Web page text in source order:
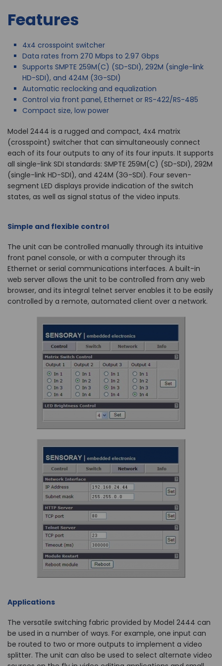
Features
4x4 crosspoint switcher
Data rates from 270 Mbps to 2.97 Gbps
Supports SMPTE 259M(C) (SD-SDI), 292M (single-link
HD-SDI), and 424M (3G-SDI)
Automatic reclocking and equalization
Control via front panel, Ethernet or RS-422/RS-485
Compact size, low power
Model 2444 is a rugged and compact, 4x4 matrix
(crosspoint) switcher that can simultaneously connect
each of its four outputs to any of its four inputs. It supports
all single-link SDI standards: SMPTE 259M(C) (SD-SDI), 292M
(single-link HD-SDI), and 424M (3G-SDI). Four seven-
segment LED displays provide indication of the switch
states, as well as signal status of the video inputs.
Simple and flexible control
The unit can be controlled manually through its intuitive
front panel console, or with a computer through its
Ethernet or serial communications interfaces. A built-in
web server allows the unit to be controlled from any web
browser, and its integral telnet server enables it to be easily
controlled by a remote, automated client over a network.
Applications
The versatile switching fabric provided by Model 2444 can
be used in a number of ways. For example, one input can
be routed to two or more outputs to implement a video
splitter. The unit can also be used to select alternate video